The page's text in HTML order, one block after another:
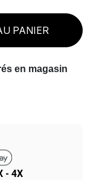
PANIER
en magasin
- 4X